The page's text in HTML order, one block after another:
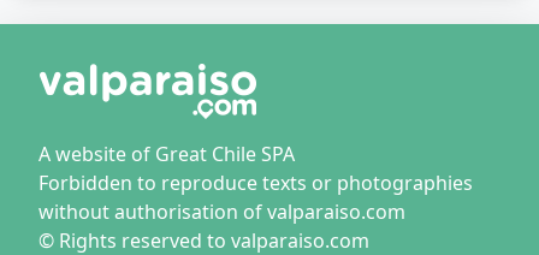
A website of Great Chile SPA
Forbidden to reproduce texts or photographies
without authorisation of valparaiso.com
© Rights reserved to valparaiso.com